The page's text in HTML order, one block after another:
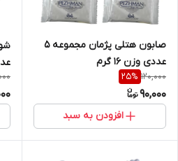
صابون هتلی پژمان مجموعه 5
عددی وزن 16 گرم
120,000
25%
90,000
افزودن به سبد